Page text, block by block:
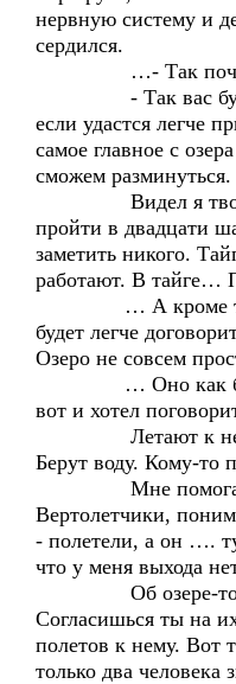
нервную систему и
сердился.
…- Так почему
- Так вас будет
если удастся легче
самое главное с
сможем разминуться.
Видел я твои
пройти в двадцати
заметить никого.
работают. В тайге…
… А кроме
будет легче
Озеро не совсем
… Оно как бы…
вот и хотел
Летают к нему
Берут воду. Кому-то
Мне помогает,
Вертолетчики,
- полетели, а он ….
что у меня выхода
Об озере-то
Согласишься ты на
полетов к нему. Вот
только два человека